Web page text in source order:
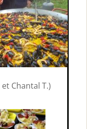
Chantal T.)